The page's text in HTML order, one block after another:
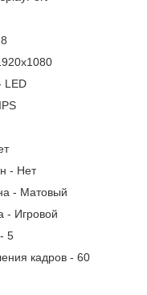
LED
- Нет
- Матовый
- Игровой
5
кадров - 60